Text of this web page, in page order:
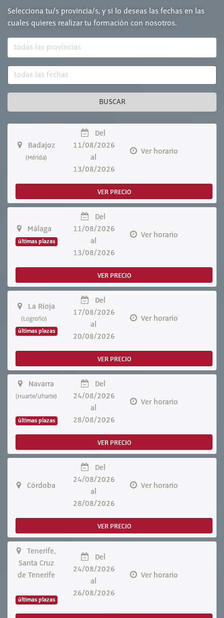
Selecciona tu/s provincia/s, y si lo deseas las fechas en las
cuales quieres realizar tu formación con nosotros.
BUSCAR
Badajoz
(Mérida)
Del
11/08/2026
al
13/08/2026
Ver horario
VER PRECIO
Málaga
últimas plazas
Del
11/08/2026
al
13/08/2026
Ver horario
VER PRECIO
La Rioja
(Logroño)
últimas plazas
Del
17/08/2026
al
20/08/2026
Ver horario
VER PRECIO
Navarra
(Huarte/Uharte)
últimas plazas
Del
24/08/2026
al
28/08/2026
Ver horario
VER PRECIO
Córdoba
Del
24/08/2026
al
28/08/2026
Ver horario
VER PRECIO
Tenerife,
Santa Cruz
de Tenerife
últimas plazas
Del
24/08/2026
al
26/08/2026
Ver horario